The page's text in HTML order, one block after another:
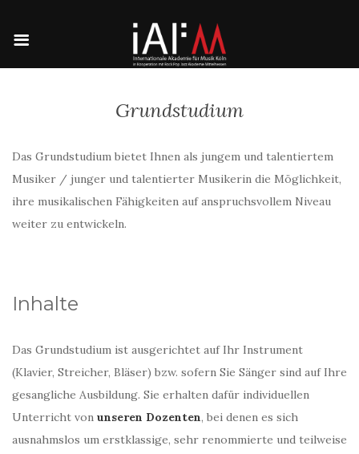
Grundstudium
Das Grundstudium bietet Ihnen als jungem und talentiertem
Musiker / junger und talentierter Musikerin die Möglichkeit,
ihre musikalischen Fähigkeiten auf anspruchsvollem Niveau
weiter zu entwickeln.
Inhalte
Das Grundstudium ist ausgerichtet auf Ihr Instrument
(Klavier, Streicher, Bläser) bzw. sofern Sie Sänger sind auf Ihre
gesangliche Ausbildung. Sie erhalten dafür individuellen
Unterricht von unseren Dozenten, bei denen es sich
ausnahmslos um erstklassige, sehr renommierte und teilweise